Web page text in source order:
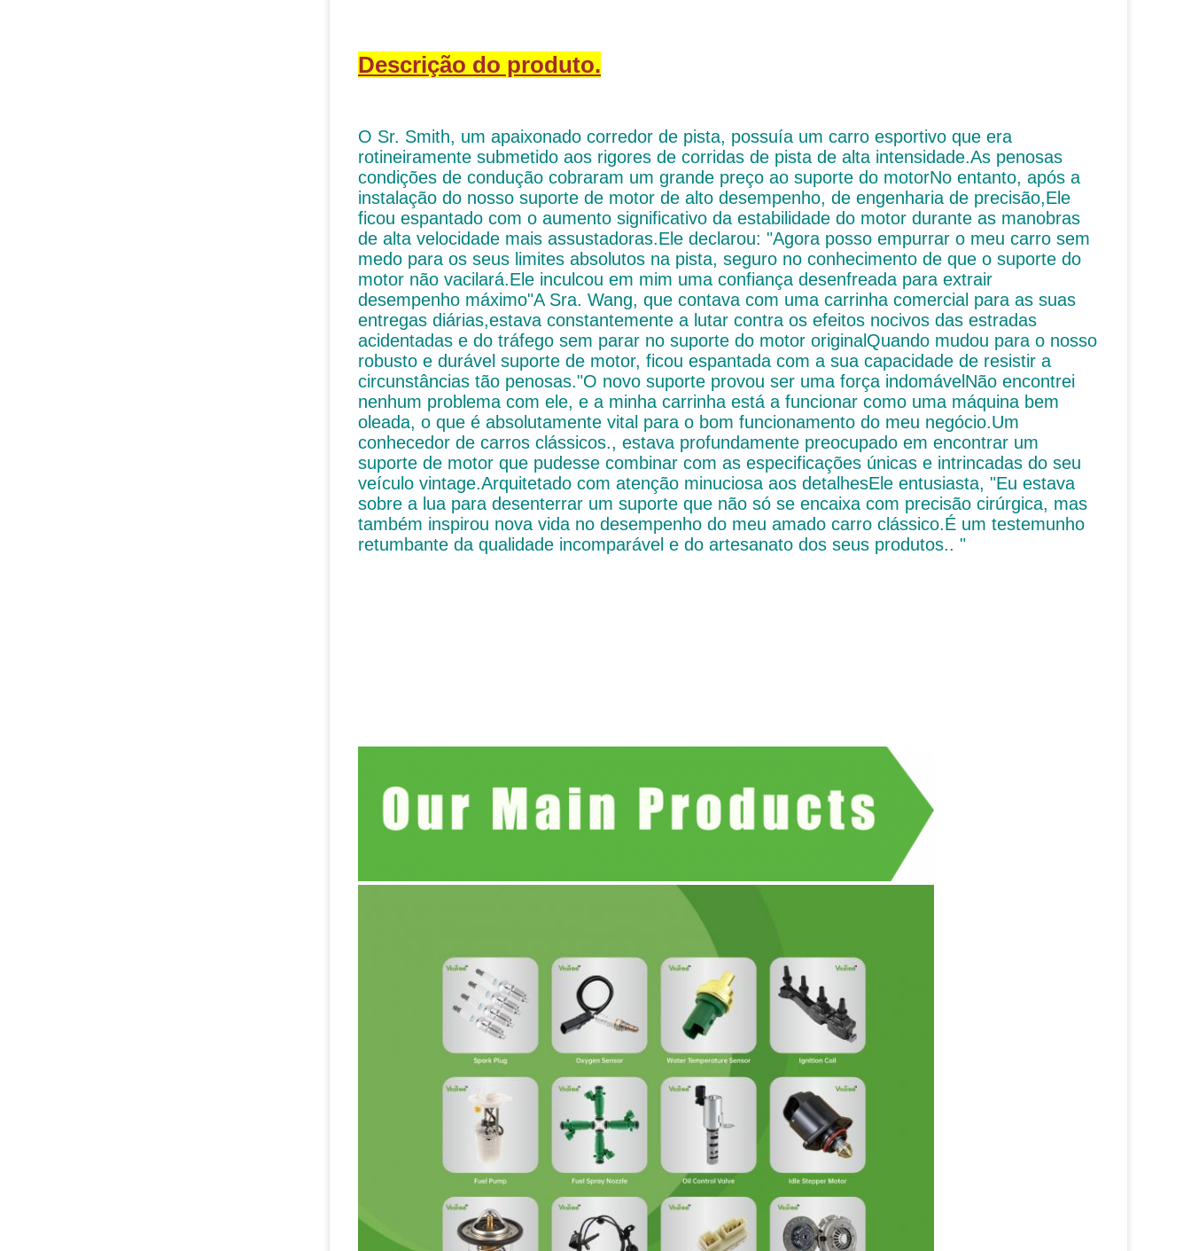
Descrição do produto.
O Sr. Smith, um apaixonado corredor de pista, possuía um carro esportivo que era
rotineiramente submetido aos rigores de corridas de pista de alta intensidade.As penosas
condições de condução cobraram um grande preço ao suporte do motorNo entanto, após a
instalação do nosso suporte de motor de alto desempenho, de engenharia de precisão,Ele
ficou espantado com o aumento significativo da estabilidade do motor durante as manobras
de alta velocidade mais assustadoras.Ele declarou: "Agora posso empurrar o meu carro sem
medo para os seus limites absolutos na pista, seguro no conhecimento de que o suporte do
motor não vacilará.Ele inculcou em mim uma confiança desenfreada para extrair
desempenho máximo"A Sra. Wang, que contava com uma carrinha comercial para as suas
entregas diárias,estava constantemente a lutar contra os efeitos nocivos das estradas
acidentadas e do tráfego sem parar no suporte do motor originalQuando mudou para o nosso
robusto e durável suporte de motor, ficou espantada com a sua capacidade de resistir a
circunstâncias tão penosas."O novo suporte provou ser uma força indomávelNão encontrei
nenhum problema com ele, e a minha carrinha está a funcionar como uma máquina bem
oleada, o que é absolutamente vital para o bom funcionamento do meu negócio.Um
conhecedor de carros clássicos., estava profundamente preocupado em encontrar um
suporte de motor que pudesse combinar com as especificações únicas e intrincadas do seu
veículo vintage.Arquitetado com atenção minuciosa aos detalhesEle entusiasta, "Eu estava
sobre a lua para desenterrar um suporte que não só se encaixa com precisão cirúrgica, mas
também inspirou nova vida no desempenho do meu amado carro clássico.É um testemunho
retumbante da qualidade incomparável e do artesanato dos seus produtos.. "